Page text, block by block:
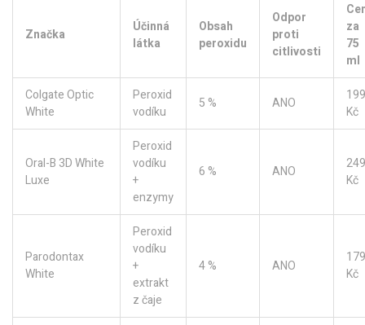
Značka
Účinná
látka
Obsah
peroxidu
Odpor
proti
citlivosti
za
75
ml
Colgate Optic
White
Peroxid
vodíku
5 % ANO
199
Kč
Oral-B 3D White
Luxe
Peroxid
vodíku
+
enzymy
6 % ANO
249
Kč
Parodontax
White
Peroxid
vodíku
+
extrakt
z čaje
4 % ANO
179
Kč